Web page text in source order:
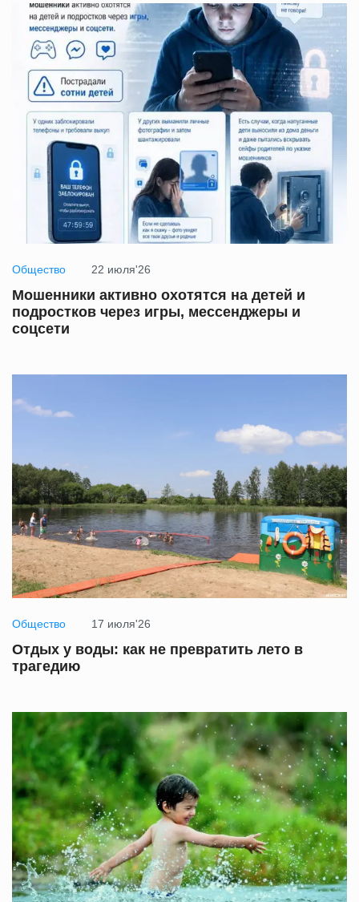
Общество 22 июля'26
Мошенники активно охотятся на детей и
подростков через игры, мессенджеры и
соцсети
Общество 17 июля'26
Отдых у воды: как не превратить лето в
трагедию